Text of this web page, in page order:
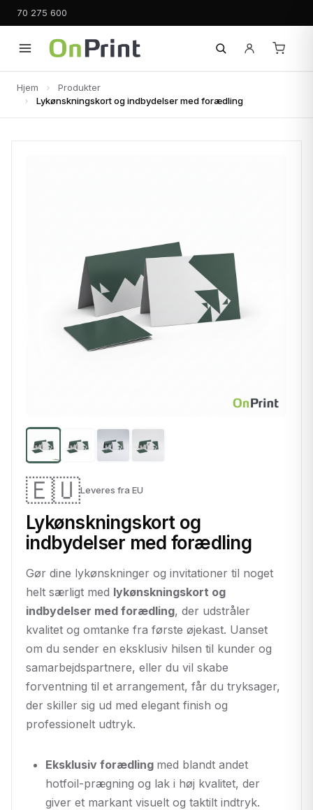
70 275 600
Hjem
Produkter
Lykønskningskort og indbydelser med forædling
🇪🇺Leveres fra EU
Lykønskningskort og
indbydelser med forædling
Gør dine lykønskninger og invitationer til noget
helt særligt med lykønskningskort og
indbydelser med forædling, der udstråler
kvalitet og omtanke fra første øjekast. Uanset
om du sender en eksklusiv hilsen til kunder og
samarbejdspartnere, eller du vil skabe
forventning til et arrangement, får du tryksager,
der skiller sig ud med elegant finish og
professionelt udtryk.
Eksklusiv forædling med blandt andet
hotfoil-prægning og lak i høj kvalitet, der
giver et markant visuelt og taktilt indtryk.